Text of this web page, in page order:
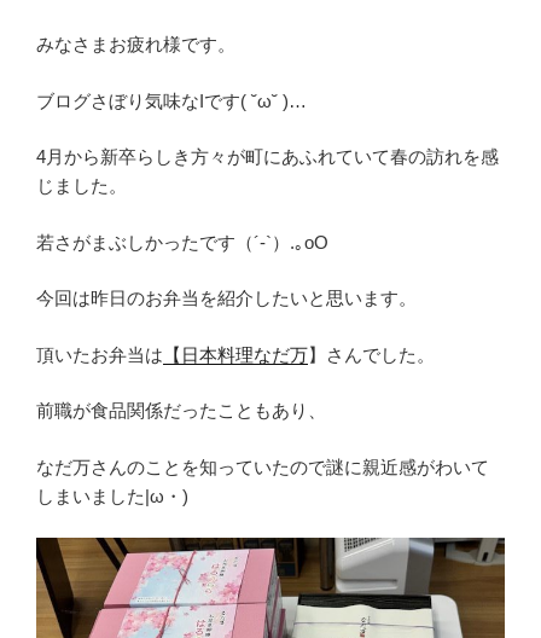
みなさまお疲れ様です。
ブログさぼり気味なIです( ˘ω˘ )…
4月から新卒らしき方々が町にあふれていて春の訪れを感
じました。
若さがまぶしかったです（´-`）.｡oO
今回は昨日のお弁当を紹介したいと思います。
頂いたお弁当は 【日本料理なだ万】さんでした。
前職が食品関係だったこともあり、
なだ万さんのことを知っていたので謎に親近感がわいて
しまいました|ω・)